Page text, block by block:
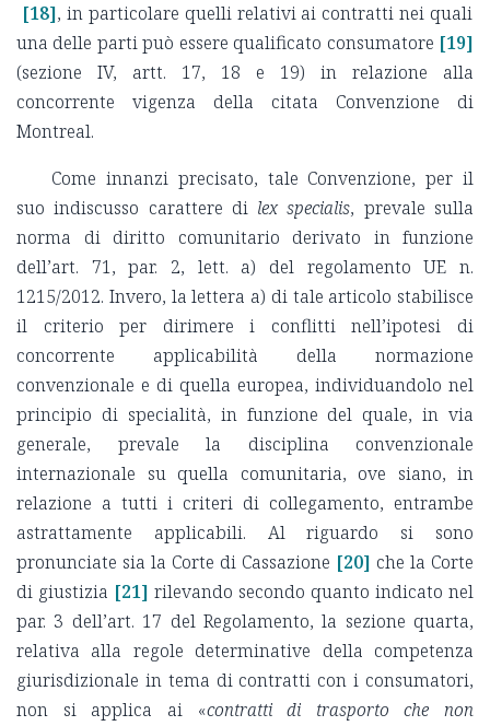
[18], in particolare quelli relativi ai contratti nei quali
una delle parti può essere qualificato consumatore [19]
(sezione IV, artt. 17, 18 e 19) in relazione alla
concorrente vigenza della citata Convenzione di
Montreal.
Come innanzi precisato, tale Convenzione, per il
suo indiscusso carattere di lex specialis, prevale sulla
norma di diritto comunitario derivato in funzione
dell’art. 71, par. 2, lett. a) del regolamento UE n.
1215/2012. Invero, la lettera a) di tale articolo stabilisce
il criterio per dirimere i conflitti nell’ipotesi di
concorrente applicabilità della normazione
convenzionale e di quella europea, individuandolo nel
principio di specialità, in funzione del quale, in via
generale, prevale la disciplina convenzionale
internazionale su quella comunitaria, ove siano, in
relazione a tutti i criteri di collegamento, entrambe
astrattamente applicabili. Al riguardo si sono
pronunciate sia la Corte di Cassazione [20] che la Corte
di giustizia [21] rilevando secondo quanto indicato nel
par. 3 dell’art. 17 del Regolamento, la sezione quarta,
relativa alla regole determinative della competenza
giurisdizionale in tema di contratti con i consumatori,
non si applica ai «contratti di trasporto che non